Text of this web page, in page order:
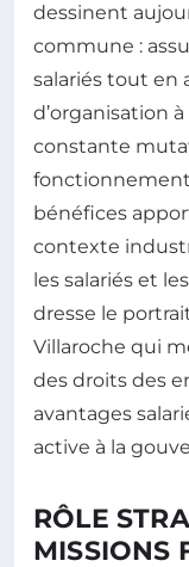
dessinent
commune :
salariés tout en
d’organisation
constante
bénéfices
contexte
les salariés et
dresse le
Villaroche qui
des droits des
avantages
active à la
RÔLE
MISSIONS